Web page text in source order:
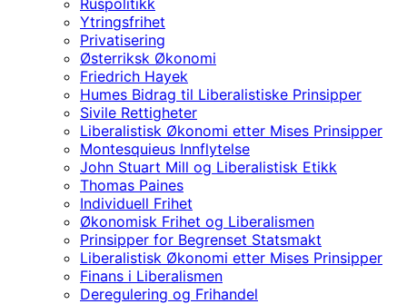
Ruspolitikk
Ytringsfrihet
Privatisering
Østerriksk Økonomi
Friedrich Hayek
Humes Bidrag til Liberalistiske Prinsipper
Sivile Rettigheter
Liberalistisk Økonomi etter Mises Prinsipper
Montesquieus Innflytelse
John Stuart Mill og Liberalistisk Etikk
Thomas Paines
Individuell Frihet
Økonomisk Frihet og Liberalismen
Prinsipper for Begrenset Statsmakt
Liberalistisk Økonomi etter Mises Prinsipper
Finans i Liberalismen
Deregulering og Frihandel